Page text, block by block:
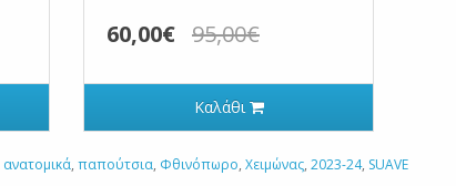
60,00€ 95,00€
Καλάθι
ανατομικά, παπούτσια, Φθινόπωρο, Χειμώνας, 2023-24, SUAVE